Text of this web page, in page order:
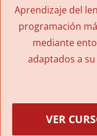
Aprendizaje del
programación
mediante
adaptados a
VER